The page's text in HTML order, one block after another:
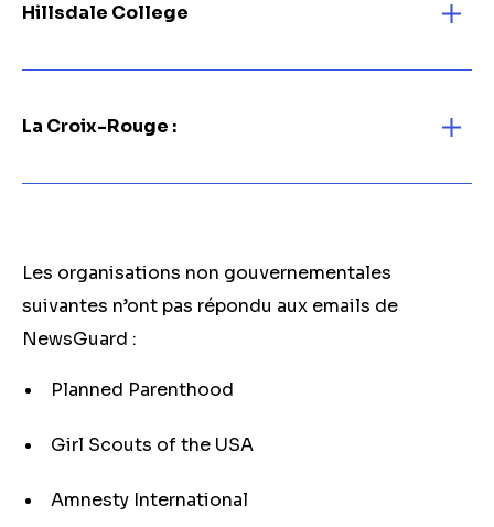
Hillsdale College
La Croix-Rouge :
Les organisations non gouvernementales
suivantes n’ont pas répondu aux emails de
NewsGuard :
Planned Parenthood
Girl Scouts of the USA
Amnesty International